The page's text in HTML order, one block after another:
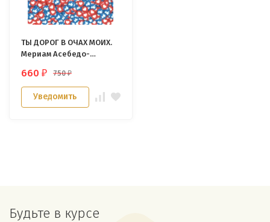
ТЫ ДОРОГ В ОЧАХ МОИХ.
Мериам Асебедо-
660₽ 750₽
Уведомить
Будьте в курсе